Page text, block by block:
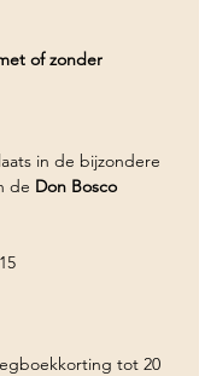
of zonder
in de bijzondere
de Don Bosco
tot 20